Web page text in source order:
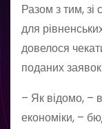
Разом з тим, зі
для
довелося
поданих
– Як відомо, –
економіки, –